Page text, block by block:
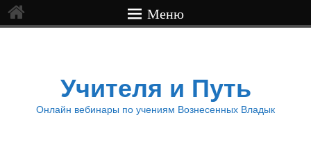
Меню
Учителя и Путь
Онлайн вебинары по учениям Вознесенных Владык